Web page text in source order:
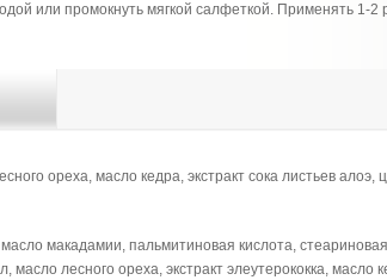
или промокнуть мягкой салфеткой. Применять 1-2
ореха, масло кедра, экстракт сока листьев алоэ,
макадамии, пальмитиновая кислота,
масло лесного ореха, экстракт элеутерококка, масло